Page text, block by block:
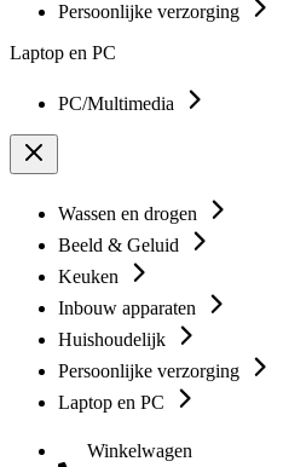
Persoonlijke verzorging
Laptop en PC
PC/Multimedia
Wassen en drogen
Beeld & Geluid
Keuken
Inbouw apparaten
Huishoudelijk
Persoonlijke verzorging
Laptop en PC
Winkelwagen